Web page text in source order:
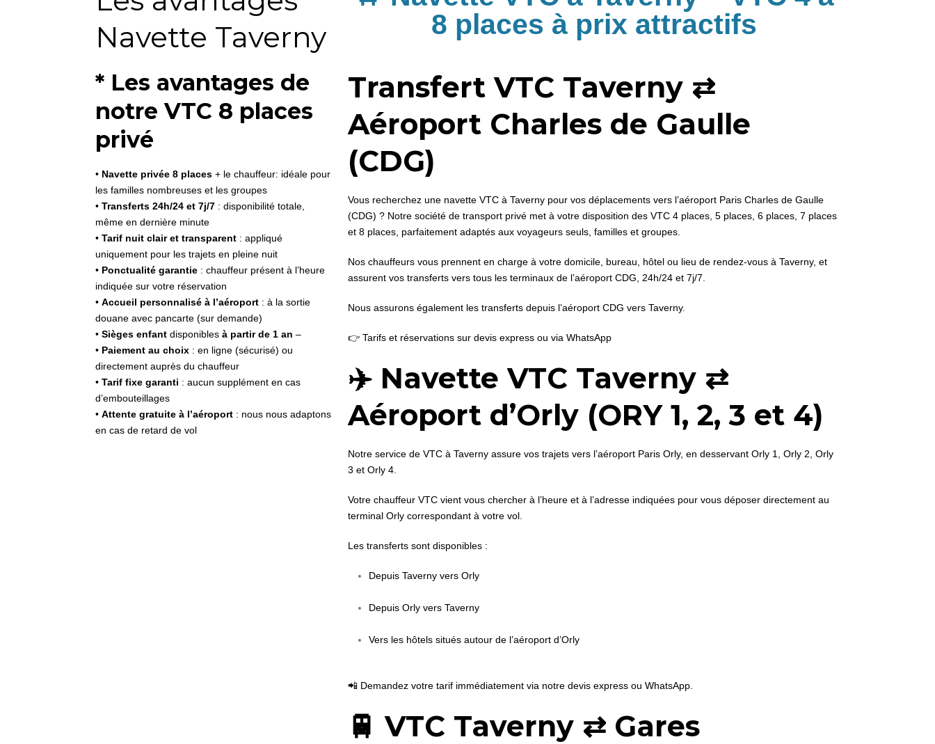
Navette Taverny
* Les avantages de
notre VTC 8 places
privé
• Navette privée 8 places + le chauffeur: idéale pour
les familles nombreuses et les groupes
• Transferts 24h/24 et 7j/7 : disponibilité totale,
même en dernière minute
• Tarif nuit clair et transparent : appliqué
uniquement pour les trajets en pleine nuit
• Ponctualité garantie : chauffeur présent à l’heure
indiquée sur votre réservation
• Accueil personnalisé à l’aéroport : à la sortie
douane avec pancarte (sur demande)
• Sièges enfant disponibles à partir de 1 an –
• Paiement au choix : en ligne (sécurisé) ou
directement auprès du chauffeur
• Tarif fixe garanti : aucun supplément en cas
d’embouteillages
• Attente gratuite à l’aéroport : nous nous adaptons
en cas de retard de vol
8 places à prix attractifs
Transfert VTC Taverny ⇄
Aéroport Charles de Gaulle
(CDG)
Vous recherchez une navette VTC à Taverny pour vos déplacements vers l’aéroport Paris Charles de Gaulle
(CDG) ? Notre société de transport privé met à votre disposition des VTC 4 places, 5 places, 6 places, 7 places
et 8 places, parfaitement adaptés aux voyageurs seuls, familles et groupes.
Nos chauffeurs vous prennent en charge à votre domicile, bureau, hôtel ou lieu de rendez-vous à Taverny, et
assurent vos transferts vers tous les terminaux de l’aéroport CDG, 24h/24 et 7j/7.
Nous assurons également les transferts depuis l’aéroport CDG vers Taverny.
👉 Tarifs et réservations sur devis express ou via WhatsApp
✈️ Navette VTC Taverny ⇄
Aéroport d’Orly (ORY 1, 2, 3 et 4)
Notre service de VTC à Taverny assure vos trajets vers l’aéroport Paris Orly, en desservant Orly 1, Orly 2, Orly
3 et Orly 4.
Votre chauffeur VTC vient vous chercher à l’heure et à l’adresse indiquées pour vous déposer directement au
terminal Orly correspondant à votre vol.
Les transferts sont disponibles :
Depuis Taverny vers Orly
Depuis Orly vers Taverny
Vers les hôtels situés autour de l’aéroport d’Orly
📲 Demandez votre tarif immédiatement via notre devis express ou WhatsApp.
🚆 VTC Taverny ⇄ Gares